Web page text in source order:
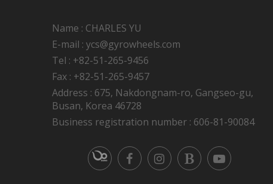
Name : CHARLES YU
E-mail : ycs@gyrowheels.com
Tel : +82-51-265-9456
Fax : +82-51-265-9457
Address : 675, Nakdongnam-ro, Gangseo-gu,
Busan, Korea 46728
Business registration number : 606-81-90084